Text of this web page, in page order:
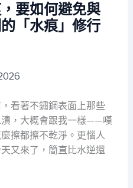
要如何避免與
「水痕」修行
看著不鏽鋼表面上那些
漬，大概會跟我一樣——嘆
擦都擦不乾淨。更惱人
又來了，簡直比水逆還